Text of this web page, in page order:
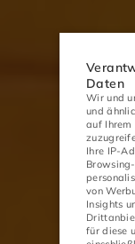
Daten
Wir und
und
auf Ihrem
Ihre IP-
von
Insights
für diese